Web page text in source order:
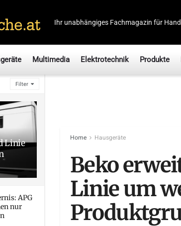
Filter
Linie
APG
nur
Ihr unabhängiges Fachmagazin für
Multimedia Elektrotechnik Produkte
Home Hausgeräte
Beko
Linie um